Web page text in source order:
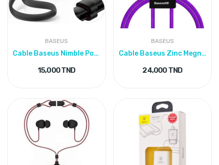
BASEUS
Cable Baseus Nimble Portable 2A For IP 23cm
15,000 TND
BASEUS
Cable Baseus Zinc Megnatic Fast Simple For IPhone
24,000 TND